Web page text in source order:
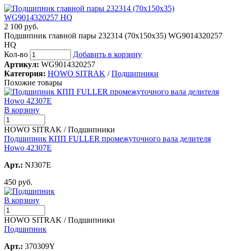
2 100 руб.
Подшипник главной пары 232314 (70х150х35) WG9014320257
HQ
Кол-во
Добавить в корзину
Артикул: WG9014320257
Категория: HOWO SITRAK /Подшипники
Похожие товары
В корзину
HOWO SITRAK / Подшипники
Подшипник КПП FULLER промежуточного вала делителя
Howo 42307Е
Арт.: NJ307E
450 руб.
В корзину
HOWO SITRAK / Подшипники
Подшипник
Арт.: 370309Y